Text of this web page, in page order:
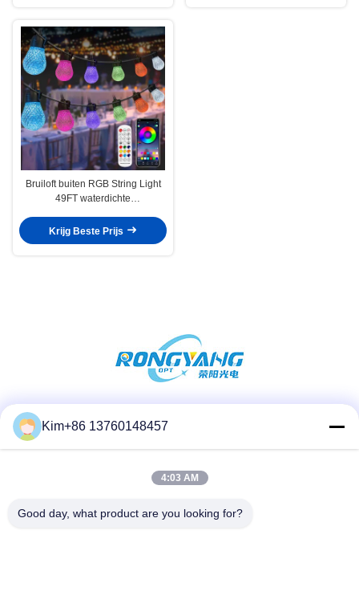
Bruiloft buiten RGB String Light
49FT waterdichte
Krijg Beste Prijs
Sociale media
Kim+86 13760148457
4:03 AM
Good day, what product are you looking for?